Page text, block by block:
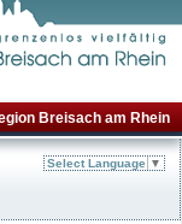
Breisach am Rhein
Select Language ▼